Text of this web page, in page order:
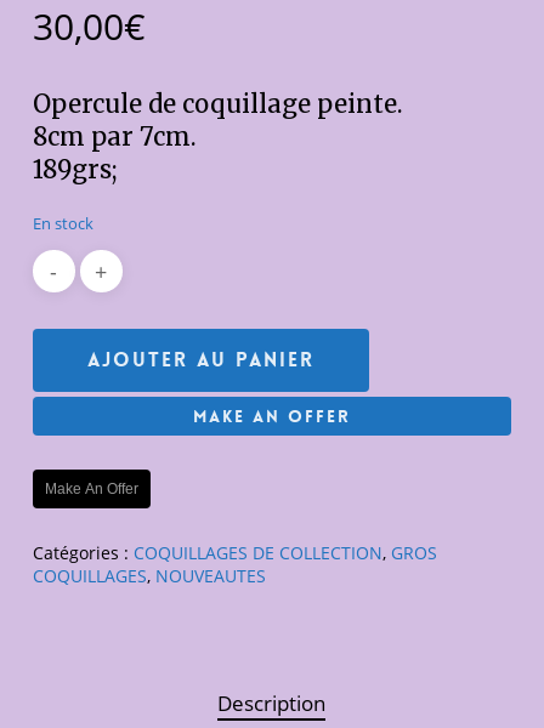
30,00€
Opercule de coquillage peinte.
8cm par 7cm.
189grs;
En stock
Ajouter Au Panier
Make An Offer
Make An Offer
Catégories : COQUILLAGES DE COLLECTION, GROS
COQUILLAGES, NOUVEAUTES
Description